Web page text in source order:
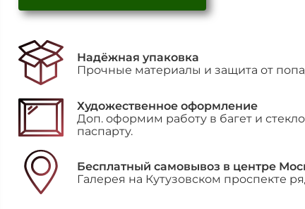
Надёжная упаковка
Прочные материалы и защита от
Художественное оформление
Доп. оформим работу в багет и
паспарту.
Бесплатный самовывоз в центре
Галерея на Кутузовском проспекте